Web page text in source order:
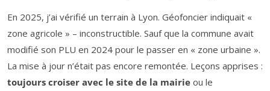
En 2025, j’ai vérifié un terrain à Lyon. Géofoncier indiquait «
zone agricole » – inconstructible. Sauf que la commune avait
modifié son PLU en 2024 pour le passer en « zone urbaine ».
La mise à jour n’était pas encore remontée. Leçons apprises :
toujours croiser avec le site de la mairie ou le